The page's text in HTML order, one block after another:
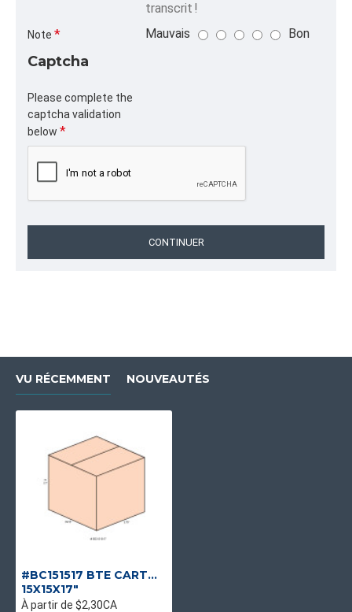
transcrit !
Note Mauvais Bon
Captcha
Please complete the
captcha validation
below
CONTINUER
VU RÉCEMMENT NOUVEAUTÉS
#BC151517 BTE CARTON BRUNE
15X15X17"
À partir de $2,30CA